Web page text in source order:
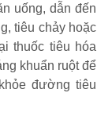
uống, dẫn đến
tiêu chảy hoặc
thuốc tiêu hóa
khuẩn ruột để
đường tiêu